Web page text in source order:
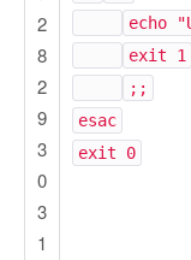
2
8
2
9
3
0
3
1
echo
exit 1
;;
esac
exit 0